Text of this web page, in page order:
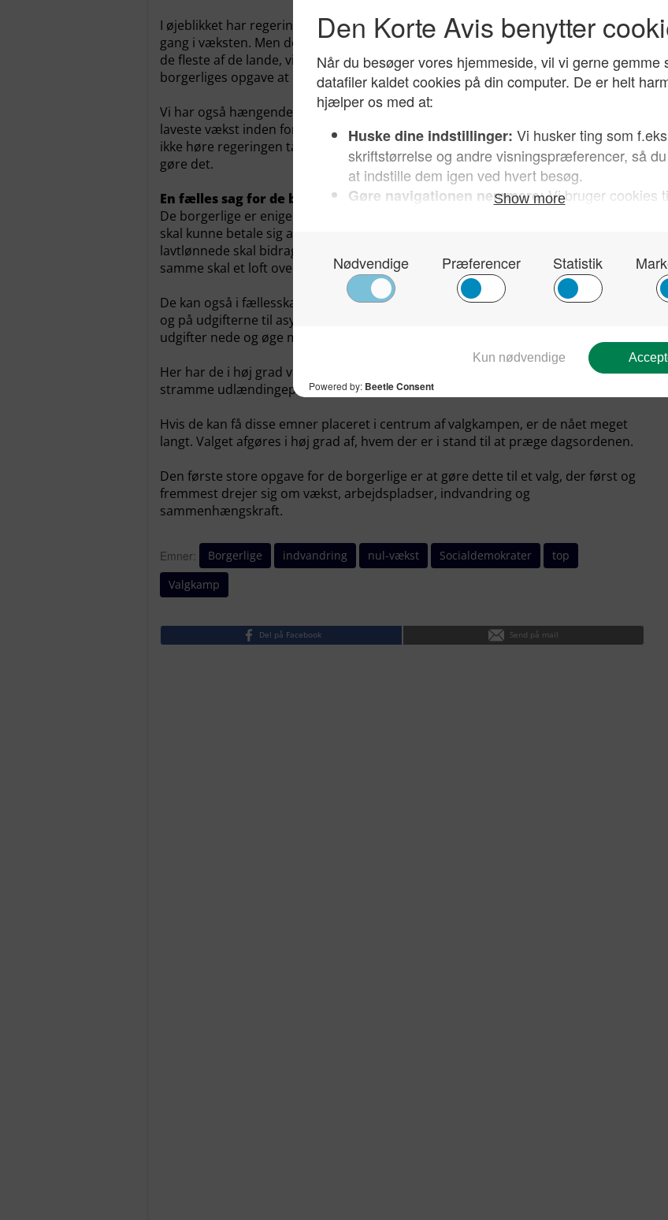
I øjeblikket har regeringen travlt med at juble over, at der er kommet noget mere
gang i væksten. Men den burde forholde sig langt mere til, at væksten er højere i
de fleste af de lande, vi normalt sammenligner os med. Det må så blive de
borgerliges opgave at pege på det i valgkampen.
Vi har også hængende over vores hoveder, at Danmark står til at få den sjette
laveste vækst inden for OECD (de rige lande) frem mod 2030. Det vil man heller
ikke høre regeringen tale om i valgkampen. Så meget mere må de borgerlige så
gøre det.
En fælles sag for de borgerlige partier
De borgerlige er enige om at gøre det til et hovedtema i valgkampen, at det bedre
skal kunne betale sig at arbejde. De er enige om, at skattelettelser for de
lavtlønnede skal bidrage til at få flere ud i virksomhederne for at skabe vækst. Det
samme skal et loft over kontanthjælpen.
De kan også i fællesskab fortælle vælgerne, at beskæringer i udviklingsbistanden
og på udgifterne til asylansøgere/flygtninge skal bidrage til at holde de offentlige
udgifter nede og øge mulighederne for skattelettelser.
Her har de i høj grad vælgerne med sig. Det samme har de, når det gælder den
stramme udlændingepolitik.
Hvis de kan få disse emner placeret i centrum af valgkampen, er de nået meget
langt. Valget afgøres i høj grad af, hvem der er i stand til at præge dagsordenen.
Den første store opgave for de borgerlige er at gøre dette til et valg, der først og
fremmest drejer sig om vækst, arbejdspladser, indvandring og
sammenhængskraft.
Emner: Borgerlige indvandring nul-vækst Socialdemokrater
top
Valgkamp
Del på Facebook Send på mail